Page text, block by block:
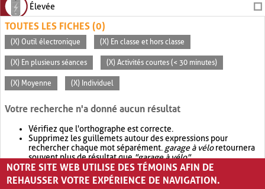
Élevée
TOUTES LES FICHES (0)
(X) Outil électronique (X) En classe et hors classe
(X) En plusieurs séances (X) Activités courtes (< 30 minutes)
(X) Moyenne (X) Individuel
Votre recherche n'a donné aucun résultat
Vérifiez que l'orthographe est correcte.
Supprimez les guillemets autour des expressions pour
rechercher chaque mot séparément. garage à véloretournera
souvent plus de résultat que"garage à vélo".
Envisagez d'élargir votre recherche avec OR.garage OR vélo
retournera souvent plus de résultat quegarage à vélo
NOTRE SITE WEB UTILISE DES TÉMOINS AFIN DE
REHAUSSER VOTRE EXPÉRIENCE DE NAVIGATION.